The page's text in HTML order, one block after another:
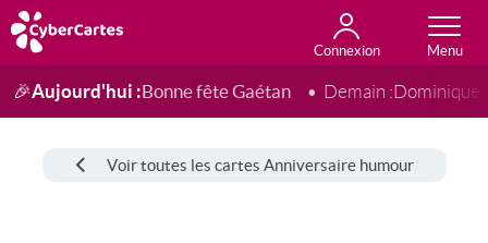
Connexion
Anniversaire
Fête du jour
Amour
Amitié
Merci
Toutes les cartes
🎉Aujourd'hui :Bonne fête Gaétan Demain :Dominique
Voir toutes les cartes Anniversaire humour